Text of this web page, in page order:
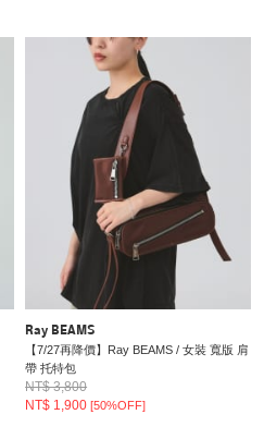
Ray BEAMS
【7/27再降價】Ray BEAMS / 女裝 寬版 肩
帶 托特包
NT$ 3,800
NT$ 1,900[50%OFF]